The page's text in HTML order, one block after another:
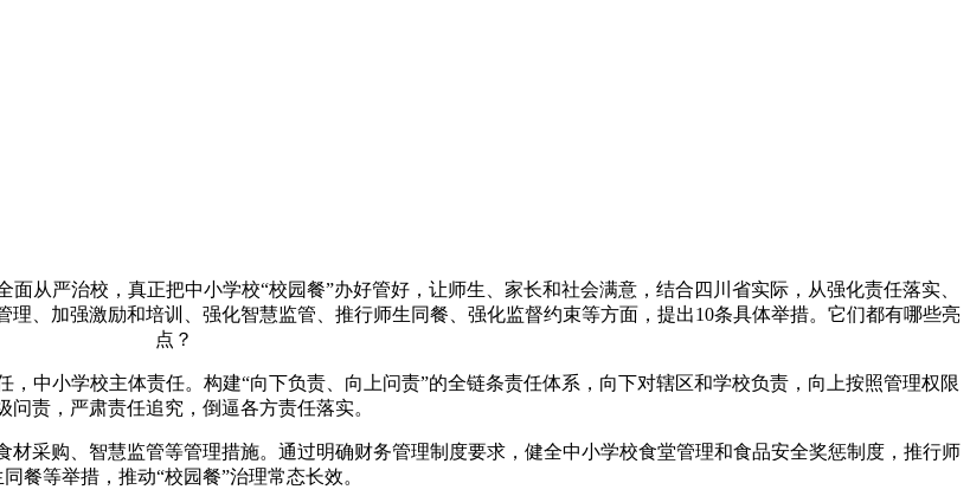
严治校，真正把中小学校“校园餐”办好管好，让师生、家长和社会满意，结合四川省实际，从强化责任落实、
、加强激励和培训、强化智慧监管、推行师生同餐、强化监督约束等方面，提出10条具体举措。它们都有哪些亮
点？
小学校主体责任。构建“向下负责、向上问责”的全链条责任体系，向下对辖区和学校负责，向上按照管理权限
问责，严肃责任追究，倒逼各方责任落实。
购、智慧监管等管理措施。通过明确财务管理制度要求，健全中小学校食堂管理和食品安全奖惩制度，推行师
同餐等举措，推动“校园餐”治理常态长效。